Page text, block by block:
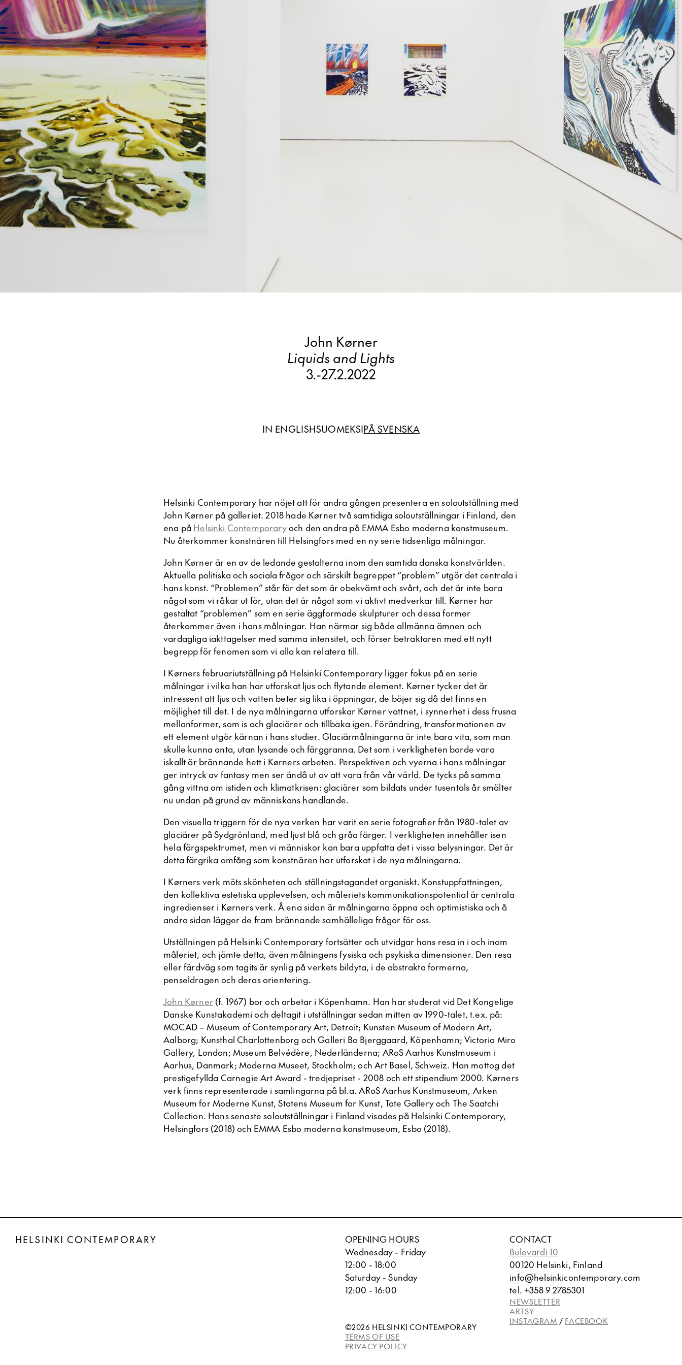
John Kørner
Liquids and Lights
3.-27.2.2022
IN ENGLISHSUOMEKSIPÅ SVENSKA
Helsinki Contemporary har nöjet att för andra gången presentera en soloutställning med
John Kørner på galleriet. 2018 hade Kørner två samtidiga soloutställningar i Finland, den
ena på Helsinki Contemporaryoch den andra på EMMA Esbo moderna konstmuseum.
Nu återkommer konstnären till Helsingfors med en ny serie tidsenliga målningar.
John Kørner är en av de ledande gestalterna inom den samtida danska konstvärlden.
Aktuella politiska och sociala frågor och särskilt begreppet “problem” utgör det centrala i
hans konst. “Problemen” står för det som är obekvämt och svårt, och det är inte bara
något som vi råkar ut för, utan det är något som vi aktivt medverkar till. Kørner har
gestaltat “problemen” som en serie äggformade skulpturer och dessa former
återkommer även i hans målningar. Han närmar sig både allmänna ämnen och
vardagliga iakttagelser med samma intensitet, och förser betraktaren med ett nytt
begrepp för fenomen som vi alla kan relatera till.
I Kørners februariutställning på Helsinki Contemporary ligger fokus på en serie
målningar i vilka han har utforskat ljus och flytande element. Kørner tycker det är
intressent att ljus och vatten beter sig lika i öppningar, de böjer sig då det finns en
möjlighet till det. I de nya målningarna utforskar Kørner vattnet, i synnerhet i dess frusna
mellanformer, som is och glaciärer och tillbaka igen. Förändring, transformationen av
ett element utgör kärnan i hans studier. Glaciärmålningarna är inte bara vita, som man
skulle kunna anta, utan lysande och färggranna. Det som i verkligheten borde vara
iskallt är brännande hett i Kørners arbeten. Perspektiven och vyerna i hans målningar
ger intryck av fantasy men ser ändå ut av att vara från vår värld. De tycks på samma
gång vittna om istiden och klimatkrisen: glaciärer som bildats under tusentals år smälter
nu undan på grund av människans handlande.
Den visuella triggern för de nya verken har varit en serie fotografier från 1980-talet av
glaciärer på Sydgrönland, med ljust blå och gråa färger. I verkligheten innehåller isen
hela färgspektrumet, men vi människor kan bara uppfatta det i vissa belysningar. Det är
detta färgrika omfång som konstnären har utforskat i de nya målningarna.
I Kørners verk möts skönheten och ställningstagandet organiskt. Konstuppfattningen,
den kollektiva estetiska upplevelsen, och måleriets kommunikationspotential är centrala
ingredienser i Kørners verk. Å ena sidan är målningarna öppna och optimistiska och å
andra sidan lägger de fram brännande samhälleliga frågor för oss.
Utställningen på Helsinki Contemporary fortsätter och utvidgar hans resa in i och inom
måleriet, och jämte detta, även målningens fysiska och psykiska dimensioner. Den resa
eller färdväg som tagits är synlig på verkets bildyta, i de abstrakta formerna,
penseldragen och deras orientering.
John Kørner (f. 1967) bor och arbetar i Köpenhamn. Han har studerat vid Det Kongelige
Danske Kunstakademi och deltagit i utställningar sedan mitten av 1990-talet, t.ex. på:
MOCAD – Museum of Contemporary Art, Detroit; Kunsten Museum of Modern Art,
Aalborg; Kunsthal Charlottenborg och Galleri Bo Bjerggaard, Köpenhamn; Victoria Miro
Gallery, London; Museum Belvédère, Nederländerna; ARoS Aarhus Kunstmuseum i
Aarhus, Danmark; Moderna Museet, Stockholm; och Art Basel, Schweiz. Han mottog det
prestigefyllda Carnegie Art Award - tredjepriset - 2008 och ett stipendium 2000. Kørners
verk finns representerade i samlingarna på bl.a. ARoS Aarhus Kunstmuseum, Arken
Museum for Moderne Kunst, Statens Museum for Kunst, Tate Gallery och The Saatchi
Collection. Hans senaste soloutställningar i Finland visades på Helsinki Contemporary,
Helsingfors (2018) och EMMA Esbo moderna konstmuseum, Esbo (2018).
HELSINKI CONTEMPORARY
OPENING HOURS
Wednesday - Friday
12:00 - 18:00
Saturday - Sunday
12:00 - 16:00
©2026 HELSINKI CONTEMPORARY
TERMS OF USE
PRIVACY POLICY
CONTACT
Bulevardi 10
00120 Helsinki, Finland
info@helsinkicontemporary.com
tel. +358 9 2785301
NEWSLETTER
ARTSY
INSTAGRAM / FACEBOOK